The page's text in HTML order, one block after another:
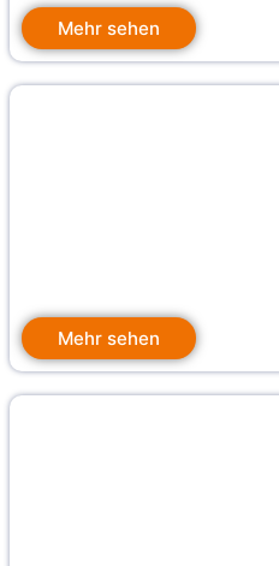
Mehr sehen
Mehr sehen